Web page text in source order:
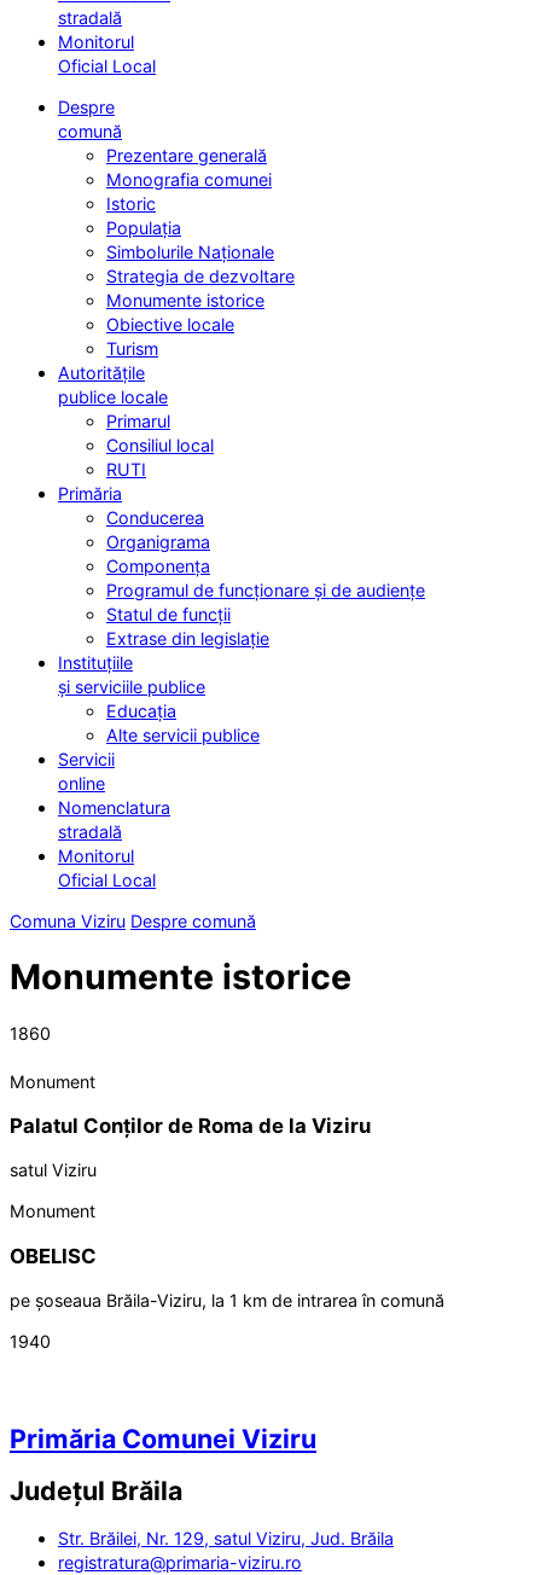
stradală
Monitorul
Oficial Local
Despre
comună
Prezentare generală
Monografia comunei
Istoric
Populația
Simbolurile Naționale
Strategia de dezvoltare
Monumente istorice
Obiective locale
Turism
Autoritățile
publice locale
Primarul
Consiliul local
RUTI
Primăria
Conducerea
Organigrama
Componența
Programul de funcționare și de audiențe
Statul de funcții
Extrase din legislație
Instituțiile
și serviciile publice
Educația
Alte servicii publice
Servicii
online
Nomenclatura
stradală
Monitorul
Oficial Local
Comuna Viziru Despre comună
Monumente istorice
1860
Monument
Palatul Conților de Roma de la Viziru
satul Viziru
Monument
OBELISC
pe șoseaua Brăila-Viziru, la 1 km de intrarea în comună
1940
Primăria Comunei Viziru
Județul Brăila
Str. Brăilei, Nr. 129, satul Viziru, Jud. Brăila
registratura@primaria-viziru.ro